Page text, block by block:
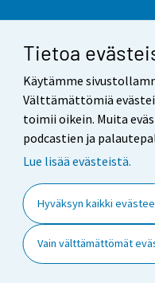
Tietoa
Käytämme
Välttämättömiä
toimii oikein. Muita
podcastien ja
Lue lisää evästeistä.
Hyväksyn kaikki
Vain välttämättömät
Yhteystiedot
Palaute
Käyttöehdot
Saavutettavuus
Tietoa sivustosta
Evästeasetukset